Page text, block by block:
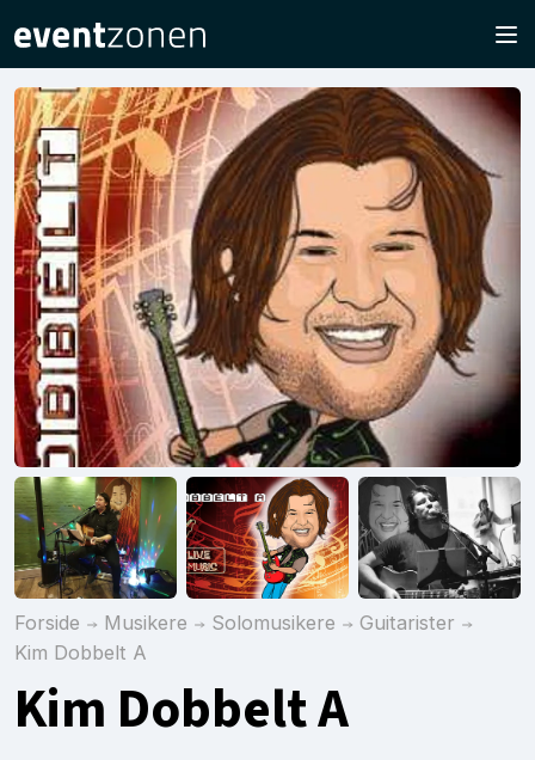
Forside Musikere Solomusikere
Guitarister
Kim Dobbelt A
Kim Dobbelt A